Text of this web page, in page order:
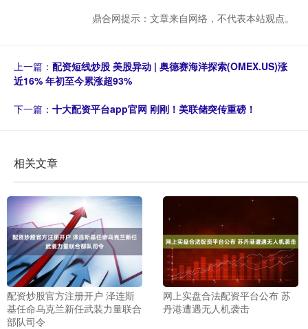
鼎合网提示：文章来自网络，不代表本站观点。
上一篇： 配资短线炒股 美股异动 | 奥德赛海洋探索(OMEX.US)涨
近16% 年初至今累涨超93%
下一篇： 十大配资平台app官网 刚刚！美联储突传重磅！
相关文章
配资炒股官方注册开户 泽连斯
基任命乌克兰新任武装力量联合
部队司令
网上实盘合法配资平台公布 苏
丹港遭遇无人机袭击